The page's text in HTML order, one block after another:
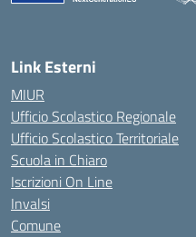
Link Esterni
MIUR
Ufficio Scolastico Regionale
Ufficio Scolastico Territoriale
Scuola in Chiaro
Iscrizioni On Line
Invalsi
Comune